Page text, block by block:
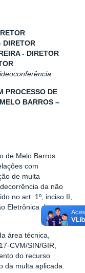
DIRETOR
- DIRETOR
PROCESSO DE
BARROS –
de Melo Barros
com
de multa
da não
no art. 1º, inciso II,
Eletrônica de
área técnica,
CVM/SIN/GIR,
do recurso
da multa aplicada.